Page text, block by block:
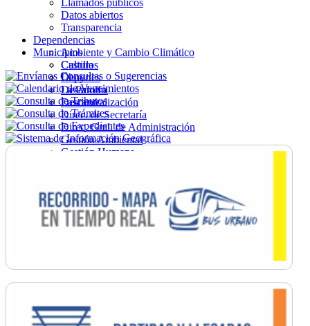
Llamados públicos
Datos abiertos
Transparencia
Dependencias
Ambiente y Cambio Climático
Cultura
Deportes
Desarrollo
Descentralización
Direc. de Secretaría
Direc. Gral. de Administración
Gestión Ambiental
Gestión Humana
Ordenamiento
Promoción Social
Salud
Secretaría General
Municipios
Castillos
Chuy
La Paloma
Lascano